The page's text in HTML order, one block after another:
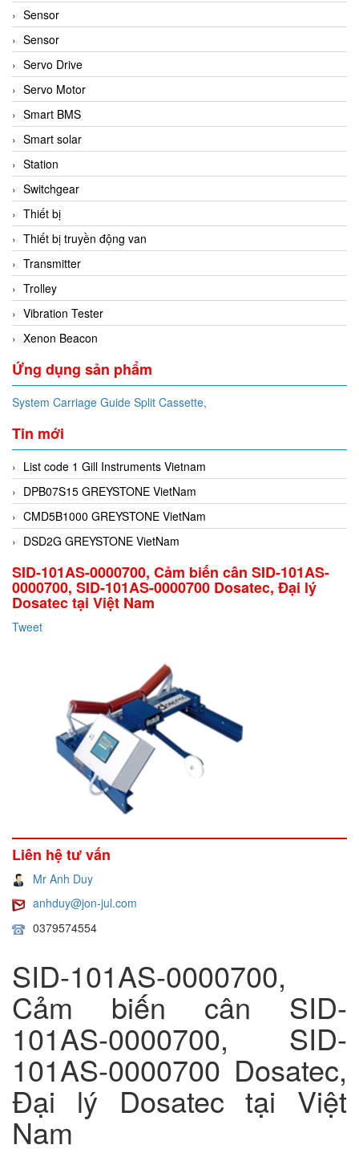
Sensor
Sensor
Servo Drive
Servo Motor
Smart BMS
Smart solar
Station
Switchgear
Thiết bị
Thiết bị truyền động van
Transmitter
Trolley
Vibration Tester
Xenon Beacon
Ứng dụng sản phẩm
System Carriage Guide Split Cassette,
Tin mới
List code 1 Gill Instruments Vietnam
DPB07S15 GREYSTONE VietNam
CMD5B1000 GREYSTONE VietNam
DSD2G GREYSTONE VietNam
SID-101AS-0000700, Cảm biến cân SID-101AS-
0000700, SID-101AS-0000700 Dosatec, Đại lý
Dosatec tại Việt Nam
Tweet
Liên hệ tư vấn
Mr Anh Duy
anhduy@jon-jul.com
0379574554
SID-101AS-0000700,
Cảm biến cân SID-
101AS-0000700, SID-
101AS-0000700 Dosatec,
Đại lý Dosatec tại Việt
Nam